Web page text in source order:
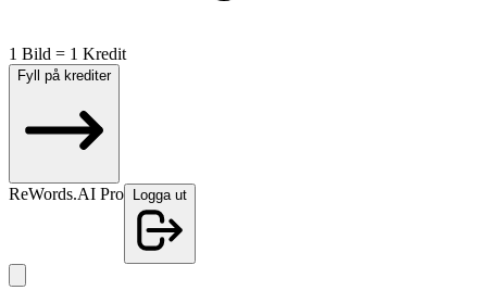
1 Bild = 1 Kredit
Fyll på krediter
ReWords.AI Pro Logga ut